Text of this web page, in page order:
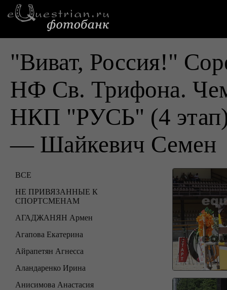
"Виват, Россия!"
НФ Св. Трифона.
НКП "РУСЬ" (4
— Шайкевич Семен
ВСЕ
НЕ ПРИВЯЗАННЫЕ К
СПОРТСМЕНАМ
АГАДЖАНЯН Армен
Агапова Екатерина
Айрапетян Агнесса
Аландаренко Ирина
Анисимова Анастасия